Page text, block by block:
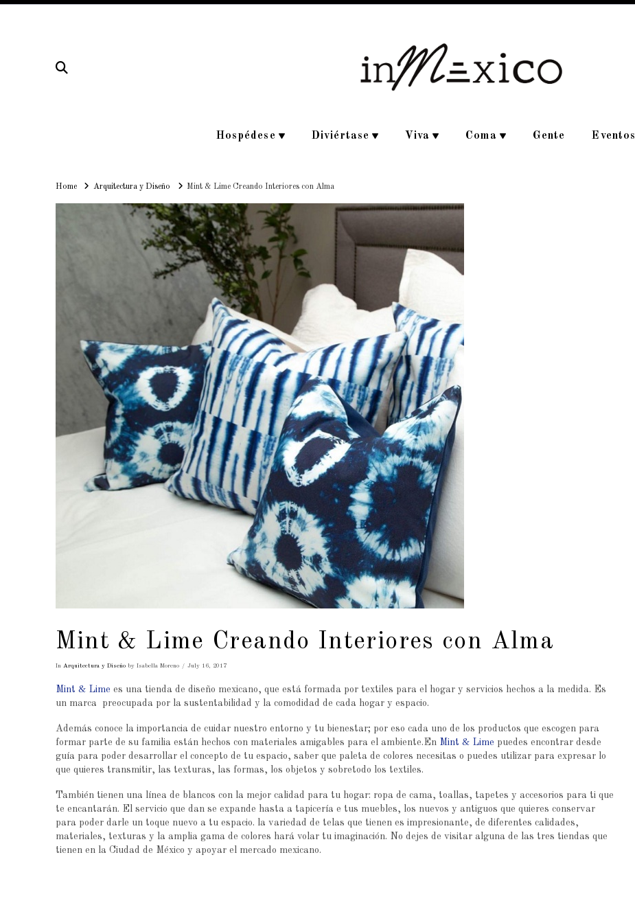
Hospédese Diviértase Viva Coma Gente Eventos
HomeHomeArquitectura y Diseño Mint & Lime Creando Interiores con Alma
Mint & Lime Creando Interiores con Alma
In Arquitectura y Diseñoby Isabella Moreno July 16, 2017
Mint & Lime es una tienda de diseño mexicano, que está formada por textiles para el hogar y servicios hechos a la medida. Es
un marca preocupada por la sustentabilidad y la comodidad de cada hogar y espacio.
Además conoce la importancia de cuidar nuestro entorno y tu bienestar; por eso cada uno de los productos que escogen para
formar parte de su familia están hechos con materiales amigables para el ambiente.En Mint & Lime puedes encontrar desde
guía para poder desarrollar el concepto de tu espacio, saber que paleta de colores necesitas o puedes utilizar para expresar lo
que quieres transmitir, las texturas, las formas, los objetos y sobretodo los textiles.
También tienen una línea de blancos con la mejor calidad para tu hogar: ropa de cama, toallas, tapetes y accesorios para ti que
te encantarán. El servicio que dan se expande hasta a tapicería e tus muebles, los nuevos y antiguos que quieres conservar
para poder darle un toque nuevo a tu espacio. la variedad de telas que tienen es impresionante, de diferentes calidades,
materiales, texturas y la amplia gama de colores hará volar tu imaginación. No dejes de visitar alguna de las tres tiendas que
tienen en la Ciudad de México y apoyar el mercado mexicano.